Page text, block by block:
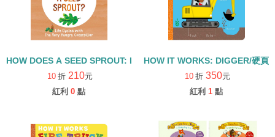
HOW DOES A SEED SPROUT: LIFE CYCLES WITH THE VERY
10 折 210元
紅利 0 點
HOW IT WORKS: DIGGER/硬頁
10 折 350元
紅利 1 點